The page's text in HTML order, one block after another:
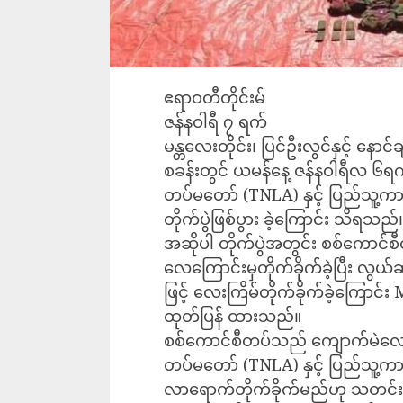
ဧရာဝတီတိုင်းမ်
ဇန်နဝါရီ ၇ ရက်
မန္တလေးတိုင်း၊ ပြင်ဦးလွင်နှင့် နေ
စခန်းတွင် ယမန်နေ့ ဇန်နဝါရီလ
တပ်မတော် (TNLA) နှင့် ပြည်သူ့ကာ
တိုက်ပွဲဖြစ်ပွား ခဲ့ကြောင်း သိရသည်
အဆိုပါ တိုက်ပွဲအတွင်း စစ်ကောင်စီတ
လေကြောင်းမှတိုက်ခိုက်ခဲ့ပြီး လွ
ဖြင့် လေးကြိမ်တိုက်ခိုက်ခဲ့ကြောင်း
ထုတ်ပြန် ထားသည်။
စစ်ကောင်စီတပ်သည် ကျောက်မဲလေ
တပ်မတော် (TNLA) နှင့် ပြည်သူ့က
လာရောက်တိုက်ခိုက်မည်ဟု သတင်းမျ